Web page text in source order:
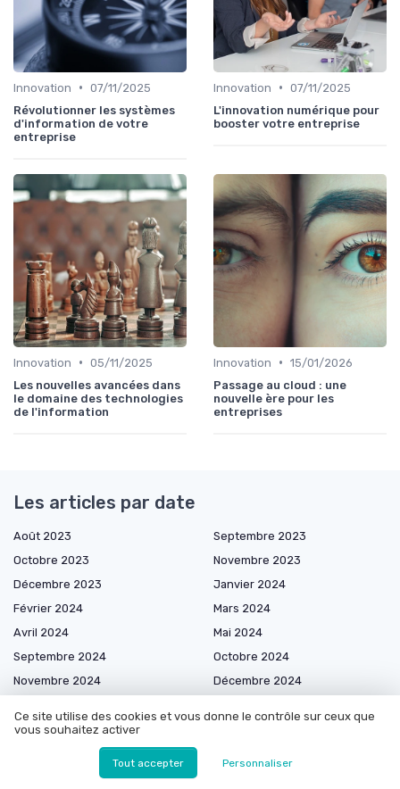
Innovation • 07/11/2025
Révolutionner les systèmes
d'information de votre
entreprise
Innovation • 07/11/2025
L'innovation numérique pour
booster votre entreprise
Innovation • 05/11/2025
Les nouvelles avancées dans
le domaine des technologies
de l'information
Innovation • 15/01/2026
Passage au cloud : une
nouvelle ère pour les
entreprises
Les articles par date
Août 2023
Septembre 2023
Octobre 2023
Novembre 2023
Décembre 2023
Janvier 2024
Février 2024
Mars 2024
Avril 2024
Mai 2024
Septembre 2024
Octobre 2024
Novembre 2024
Décembre 2024
Mars 2025
Ce site utilise des cookies et vous donne le contrôle sur ceux que
vous souhaitez activer
Tout accepter Personnaliser